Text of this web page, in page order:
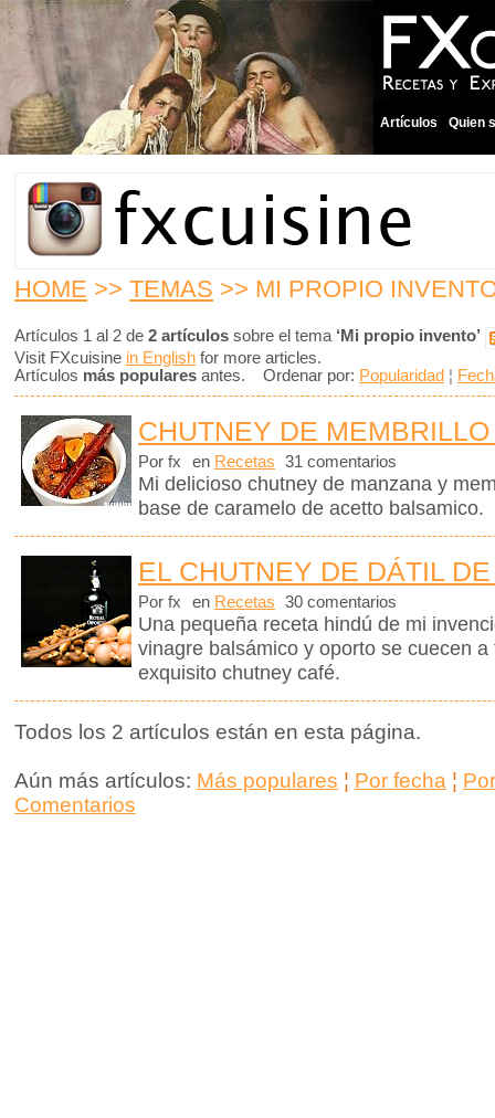
Artículos Quien
HOME >> TEMAS >> MI PROPIO
Artículos 1 al 2 de 2 artículos sobre el tema ‘Mi propio invento’
Visit FXcuisine in English for more articles.
Artículos más populares antes. Ordenar por: Popularidad ¦
CHUTNEY DE
Por fx en Recetas 31 comentarios
Mi delicioso chutney de manzana y
base de caramelo de acetto balsamico.
EL CHUTNEY DE DÁTIL
Por fx en Recetas 30 comentarios
Una pequeña receta hindú de mi
vinagre balsámico y oporto se cuecen
exquisito chutney café.
Todos los 2 artículos están en esta página.
Aún más artículos: Más populares ¦ Por fecha ¦
Comentarios